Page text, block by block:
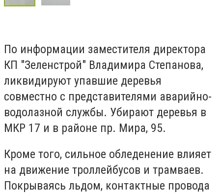
По информации заместителя директора
КП "Зеленстрой" Владимира Степанова,
ликвидируют упавшие деревья
совместно с представителями аварийно-
водолазной службы. Убирают деревья в
МКР 17 и в районе пр. Мира, 95.
Кроме того, сильное обледенение влияет
на движение троллейбусов и трамваев.
Покрываясь льдом, контактные провода